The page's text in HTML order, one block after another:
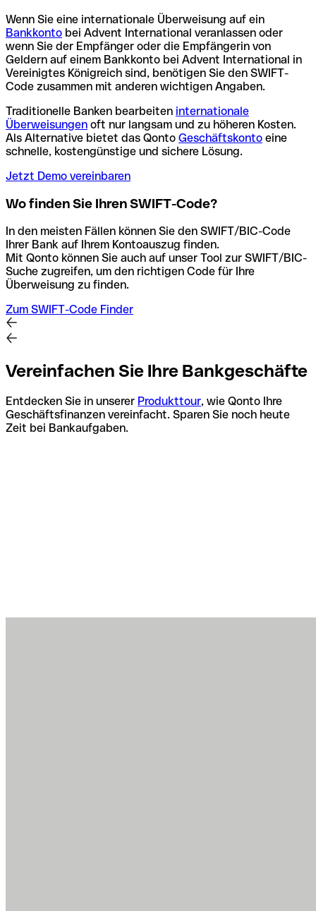
Wenn Sie eine internationale Überweisung auf ein
Bankkonto bei Advent International veranlassen oder
wenn Sie der Empfänger oder die Empfängerin von
Geldern auf einem Bankkonto bei Advent International in
Vereinigtes Königreich sind, benötigen Sie den SWIFT-
Code zusammen mit anderen wichtigen Angaben.
Traditionelle Banken bearbeiten internationale
Überweisungen oft nur langsam und zu höheren Kosten.
Als Alternative bietet das Qonto Geschäftskonto eine
schnelle, kostengünstige und sichere Lösung.
Jetzt Demo vereinbaren
Wo finden Sie Ihren SWIFT-Code?
In den meisten Fällen können Sie den SWIFT/BIC-Code
Ihrer Bank auf Ihrem Kontoauszug finden.
Mit Qonto können Sie auch auf unser Tool zur SWIFT/BIC-
Suche zugreifen, um den richtigen Code für Ihre
Überweisung zu finden.
Zum SWIFT-Code Finder
Vereinfachen Sie Ihre Bankgeschäfte
Entdecken Sie in unserer Produkttour, wie Qonto Ihre
Geschäftsfinanzen vereinfacht. Sparen Sie noch heute
Zeit bei Bankaufgaben.